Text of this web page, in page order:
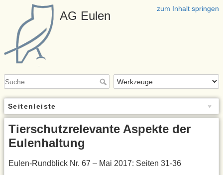
zum Inhalt springen
AG Eulen
Seitenleiste
Tierschutzrelevante Aspekte der
Eulenhaltung
Eulen-Rundblick Nr. 67 – Mai 2017: Seiten 31-36